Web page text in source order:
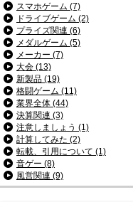
スマホゲーム (7)
ドライブゲーム (2)
プライズ関連 (6)
メダルゲーム (5)
メーカー (7)
大会 (13)
新製品 (19)
格闘ゲーム (11)
業界全体 (44)
決算関連 (3)
注意しましょう (1)
計算してみた (2)
転載、引用について (1)
音ゲー (8)
風営関連 (9)